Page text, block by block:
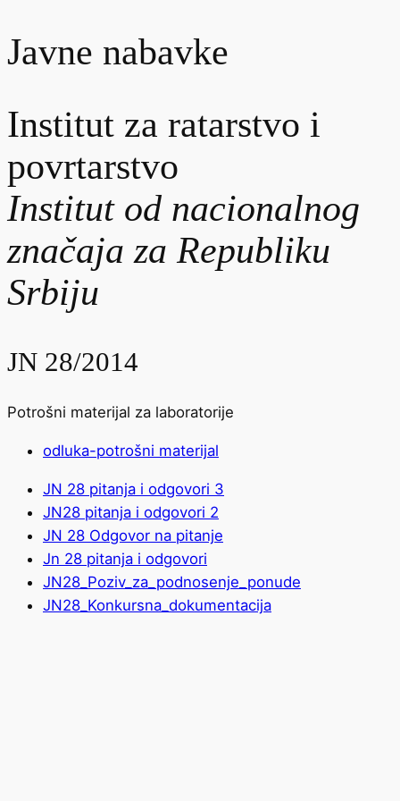
Javne nabavke
Institut za ratarstvo i
povrtarstvo
Institut od nacionalnog
značaja za Republiku
Srbiju
JN 28/2014
Potrošni materijal za laboratorije
odluka-potrošni materijal
JN 28 pitanja i odgovori 3
JN28 pitanja i odgovori 2
JN 28 Odgovor na pitanje
Jn 28 pitanja i odgovori
JN28_Poziv_za_podnosenje_ponude
JN28_Konkursna_dokumentacija